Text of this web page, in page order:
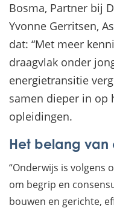
Bosma, Partner bij
Yvonne Gerritsen,
dat: “Met meer
draagvlak onder
energietransitie
samen dieper in op
opleidingen.
Het belang van
“Onderwijs is volgens
om begrip en
bouwen en gerichte,